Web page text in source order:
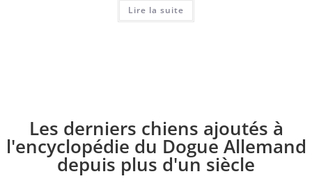
Lire la suite
Les derniers chiens ajoutés à
l'encyclopédie du Dogue Allemand
depuis plus d'un siècle